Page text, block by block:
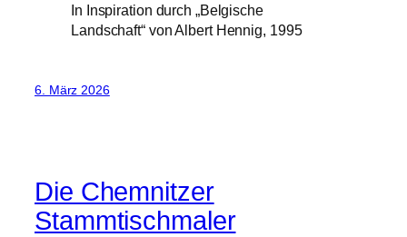
In Inspiration durch „Belgische
Landschaft“ von Albert Hennig, 1995
6. März 2026
Die Chemnitzer
Stammtischmaler